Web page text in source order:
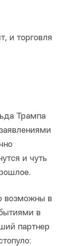
Трампа
и чуть
возможны в
в
партнер